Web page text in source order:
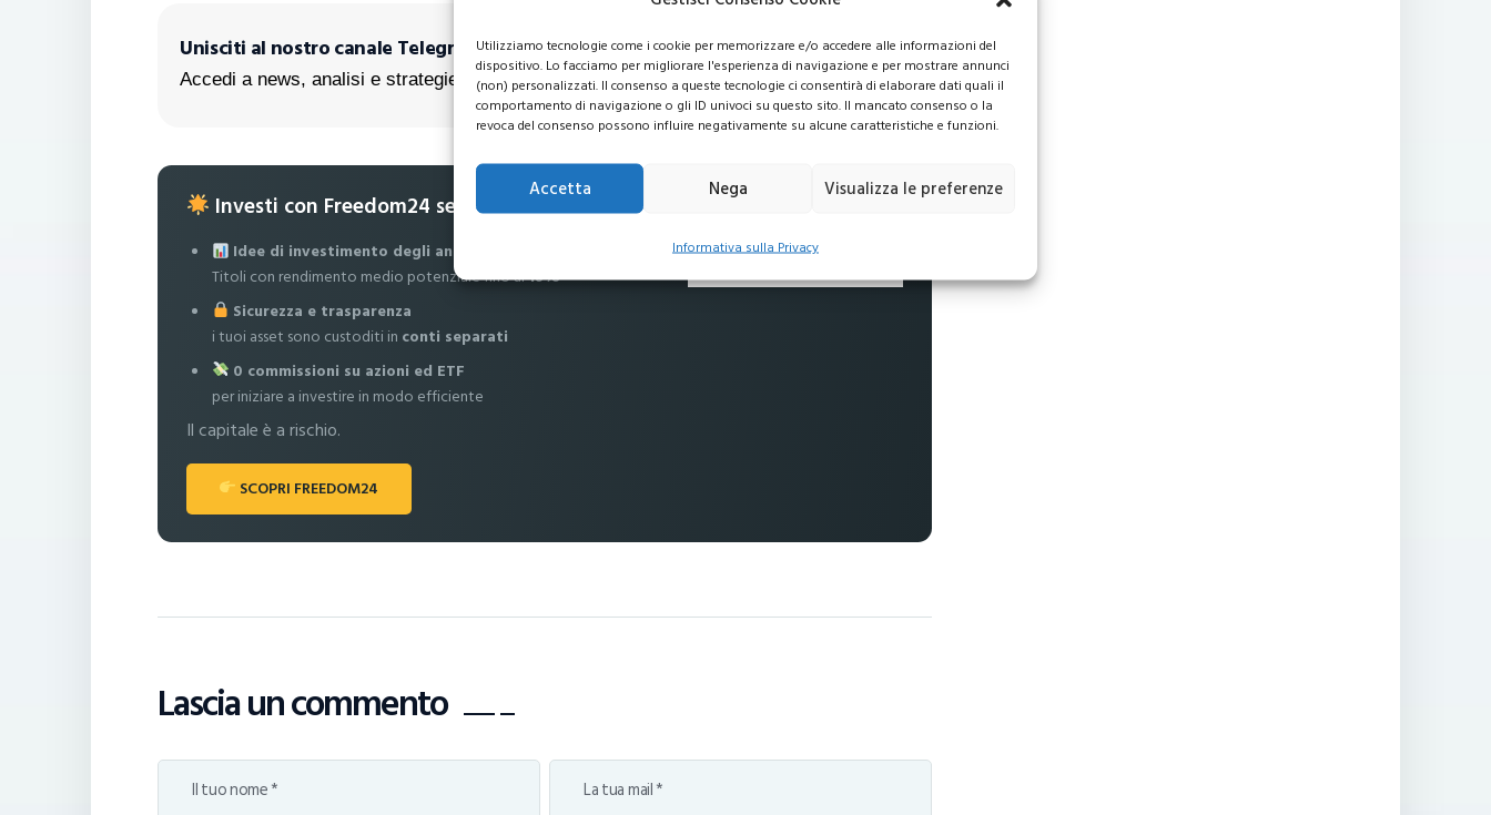
Utilizziamo tecnologie come i cookie per memorizzare e/o accedere alle informazioni del
dispositivo. Lo facciamo per migliorare l'esperienza di navigazione e per mostrare annunci
(non) personalizzati. Il consenso a queste tecnologie ci consentirà di elaborare dati quali il
comportamento di navigazione o gli ID univoci su questo sito. Il mancato consenso o la
revoca del consenso possono influire negativamente su alcune caratteristiche e funzioni.
Accetta Nega Visualizza le preferenze
Informativa sulla Privacy
Unisciti al nostro canale Telegram!
Accedi a news, analisi e strategie esclusive per i tuoi investimenti
Investi con Freedom24 senza commissioni
Idee di investimento degli analisti
Titoli con rendimento medio potenziale fino al16%
Sicurezza e trasparenza
i tuoi asset sono custoditi in conti separati
0 commissioni su azioni ed ETF
per iniziare a investire in modo efficiente
Il capitale è a rischio.
SCOPRI FREEDOM24
Lascia un commento